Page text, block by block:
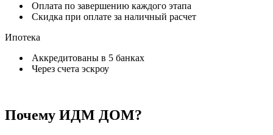
Оплата по завершению каждого этапа
Скидка при оплате за наличный расчет
Ипотека
Аккредитованы в 5 банках
Через счета эскроу
Почему ИДМ ДОМ?